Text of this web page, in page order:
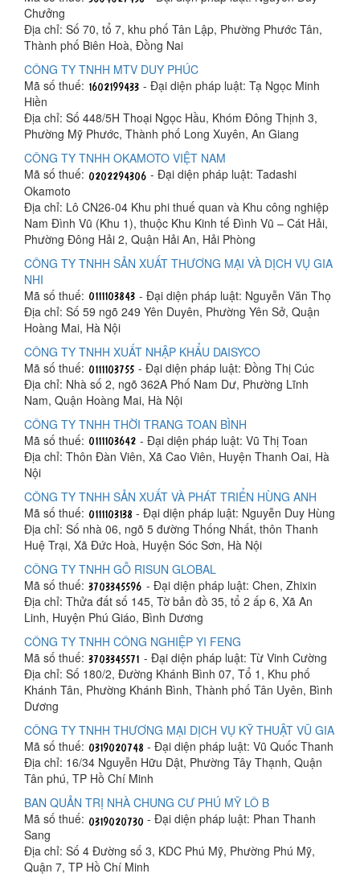
Chưởng
Địa chỉ: Số 70, tổ 7, khu phố Tân Lập, Phường Phước Tân,
Thành phố Biên Hoà, Đồng Nai
CÔNG TY TNHH MTV DUY PHÚC
Mã số thuế:
- Đại diện pháp luật: Tạ Ngọc Minh
Hiền
Địa chỉ: Số 448/5H Thoại Ngọc Hầu, Khóm Đông Thịnh 3,
Phường Mỹ Phước, Thành phố Long Xuyên, An Giang
CÔNG TY TNHH OKAMOTO VIỆT NAM
Mã số thuế:
- Đại diện pháp luật: Tadashi
Okamoto
Địa chỉ: Lô CN26-04 Khu phi thuế quan và Khu công nghiệp
Nam Đình Vũ (Khu 1), thuộc Khu Kinh tế Đình Vũ – Cát Hải,
Phường Đông Hải 2, Quận Hải An, Hải Phòng
CÔNG TY TNHH SẢN XUẤT THƯƠNG MẠI VÀ DỊCH VỤ GIA
NHI
Mã số thuế:
- Đại diện pháp luật: Nguyễn Văn Thọ
Địa chỉ: Số 59 ngõ 249 Yên Duyên, Phường Yên Sở, Quận
Hoàng Mai, Hà Nội
CÔNG TY TNHH XUẤT NHẬP KHẨU DAISYCO
Mã số thuế:
- Đại diện pháp luật: Đồng Thị Cúc
Địa chỉ: Nhà số 2, ngõ 362A Phố Nam Dư, Phường Lĩnh
Nam, Quận Hoàng Mai, Hà Nội
CÔNG TY TNHH THỜI TRANG TOAN BÌNH
Mã số thuế:
- Đại diện pháp luật: Vũ Thị Toan
Địa chỉ: Thôn Đàn Viên, Xã Cao Viên, Huyện Thanh Oai, Hà
Nội
CÔNG TY TNHH SẢN XUẤT VÀ PHÁT TRIỂN HÙNG ANH
Mã số thuế:
- Đại diện pháp luật: Nguyễn Duy Hùng
Địa chỉ: Số nhà 06, ngõ 5 đường Thống Nhất, thôn Thanh
Huệ Trại, Xã Đức Hoà, Huyện Sóc Sơn, Hà Nội
CÔNG TY TNHH GỖ RISUN GLOBAL
Mã số thuế:
- Đại diện pháp luật: Chen, Zhixin
Địa chỉ: Thửa đất số 145, Tờ bản đồ 35, tổ 2 ấp 6, Xã An
Linh, Huyện Phú Giáo, Bình Dương
CÔNG TY TNHH CÔNG NGHIỆP YI FENG
Mã số thuế:
- Đại diện pháp luật: Từ Vinh Cường
Địa chỉ: Số 180/2, Đường Khánh Bình 07, Tổ 1, Khu phố
Khánh Tân, Phường Khánh Bình, Thành phố Tân Uyên, Bình
Dương
CÔNG TY TNHH THƯƠNG MẠI DỊCH VỤ KỸ THUẬT VŨ GIA
Mã số thuế:
- Đại diện pháp luật: Vũ Quốc Thanh
Địa chỉ: 16/34 Nguyễn Hữu Dật, Phường Tây Thạnh, Quận
Tân phú, TP Hồ Chí Minh
BAN QUẢN TRỊ NHÀ CHUNG CƯ PHÚ MỸ LÔ B
Mã số thuế:
- Đại diện pháp luật: Phan Thanh
Sang
Địa chỉ: Số 4 Đường số 3, KDC Phú Mỹ, Phường Phú Mỹ,
Quận 7, TP Hồ Chí Minh